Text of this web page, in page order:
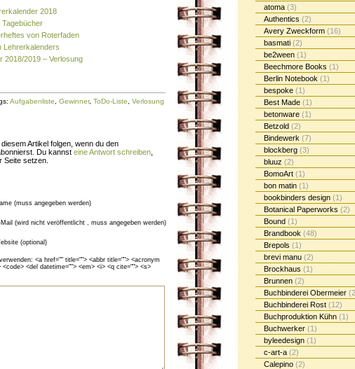
atoma (3)
Authentics (2)
Avery Zweckform (16)
basmati (2)
be2ween (1)
Beechmore Books (1)
Berlin Notebook (1)
bespoke (1)
Best Made (1)
betonware (1)
Betzold (2)
Bindewerk (7)
blockberg (3)
bluuz (2)
BomoArt (1)
bon matin (1)
bookbinders design (1)
Botanical Paperworks (2)
Bound (1)
Brandbook (48)
Brepols (1)
brevi manu (2)
Brockhaus (1)
Brunnen (2)
Buchbinderei Obermeier
Buchbinderei Rost (12)
Buchproduktion Kühn (1)
Buchwerker (1)
byleedesign (1)
c-art-a (2)
Calepino (2)
2018
von Roterfaden
Lehrerkalenders
2018/2019 – Verlosung
Aufgabenliste Gewinner, ToDo-Liste Verlosung
Artikel folgen, wenn du den
Du kannst eine Antwort schreiben
Seite setzen.
(muss angegeben werden)
Mail (wird nicht veröffentlicht , muss angegeben werden)
(optional)
<a href="" title=""> <abbr title=""> <acronym
<del datetime=""> <em> <i> <q cite=""> <s>